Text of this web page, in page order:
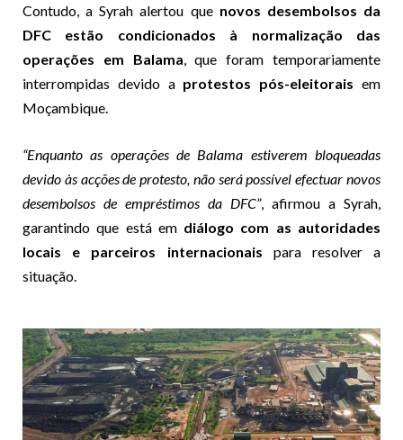
Contudo, a Syrah alertou que novos desembolsos da
DFC estão condicionados à normalização das
operações em Balama, que foram temporariamente
interrompidas devido a protestos pós-eleitorais em
Moçambique.
“Enquanto as operações de Balama estiverem bloqueadas
devido às acções de protesto, não será possível efectuar novos
desembolsos de empréstimos da DFC”, afirmou a Syrah,
garantindo que está em diálogo com as autoridades
locais e parceiros internacionais para resolver a
situação.